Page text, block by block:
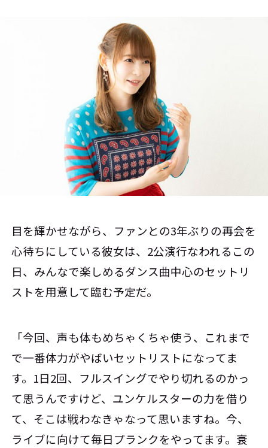
目を輝かせながら、ファンとの3年ぶりの再会を
心待ちにしている彼女は、2公演行なわれるこの
日、みんなで楽しめるダンス曲中心のセットリ
ストを用意して臨む予定だ。
「今回、声も体もめちゃくちゃ使う、これまで
で一番体力がやばいセットリストになってま
す。1日2回、フルスイングでやり切れるのかっ
て思うんですけど、ユンケルスターの力を借り
て、そこは戦わなきゃなって思いますね。今、
ライブに向けて毎日プランクをやってます。衰